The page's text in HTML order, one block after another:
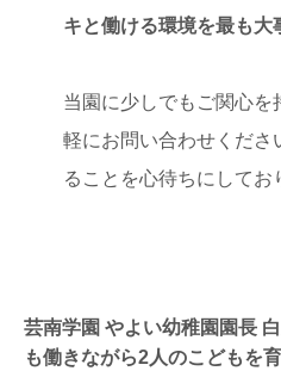
キと働ける環境を最も大
当園に少しでもご関心を
軽にお問い合わせくださ
ることを心待ちにしてお
芸南学園 やよい幼稚園園長
も働きながら2人のこどもを